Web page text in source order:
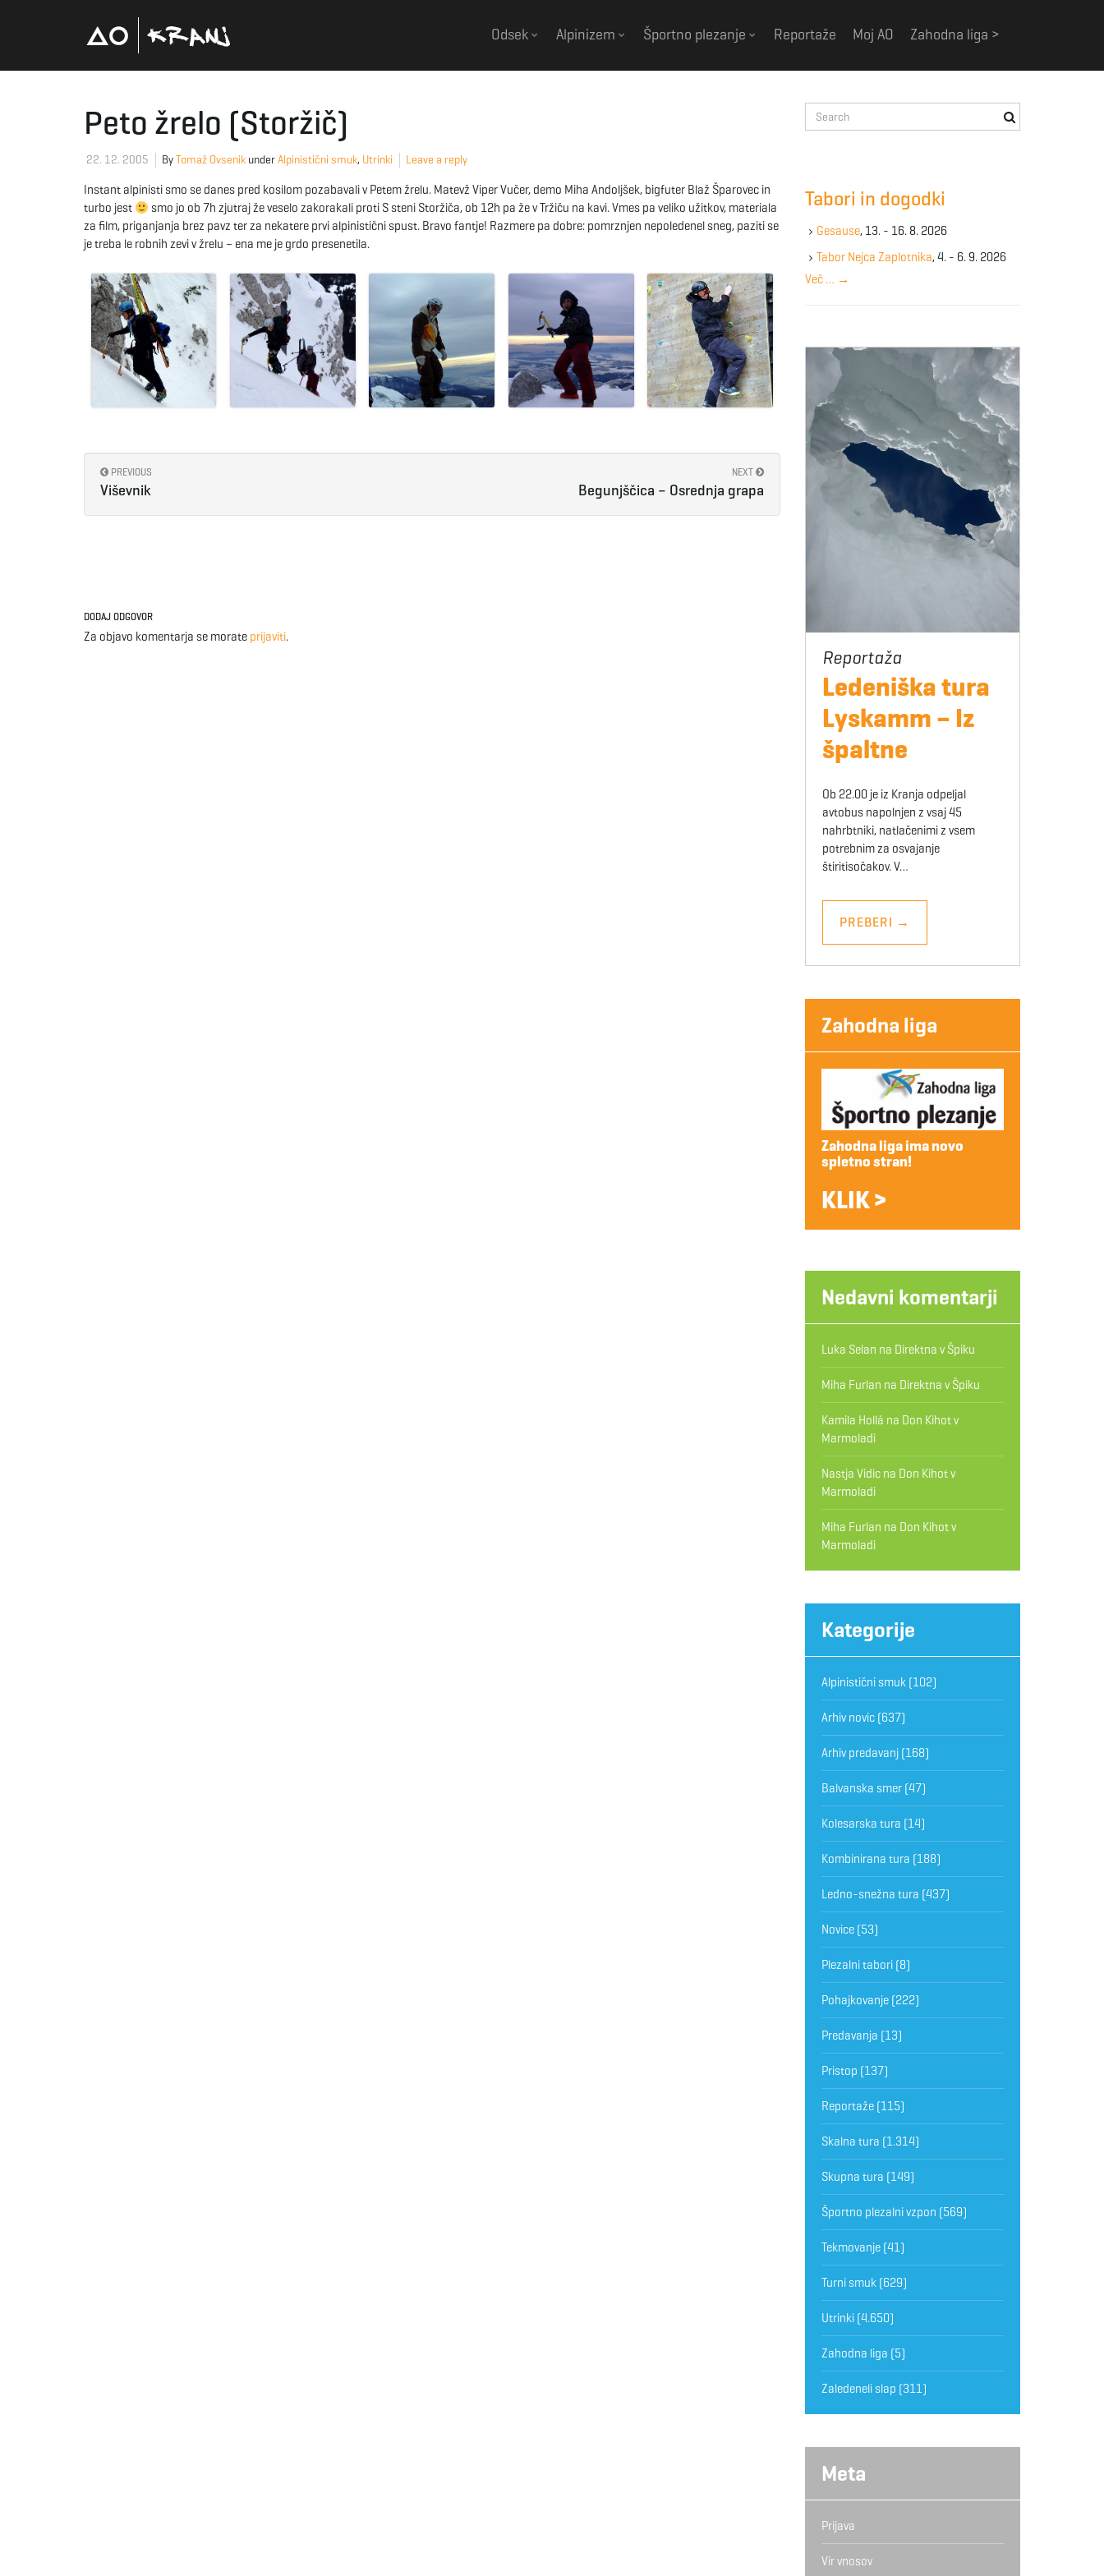
Odsek Alpinizem Športno plezanje Reportaže Moj AO Zahodna liga >
Peto žrelo (Storžič)
22. 12. 2005 ByTomaž Ovsenik underAlpinistični smuk, Utrinki Leave a reply
Instant alpinisti smo se danes pred kosilom pozabavali v Petem žrelu. Matevž Viper Vučer, demo Miha Andoljšek, bigfuter Blaž Šparovec in
turbo jest
smo jo ob 7h zjutraj že veselo zakorakali proti S steni Storžiča, ob 12h pa že v Tržiču na kavi. Vmes pa veliko užitkov, materiala
za film, priganjanja brez pavz ter za nekatere prvi alpinistični spust. Bravo fantje! Razmere pa dobre: pomrznjen nepoledenel sneg, paziti se
je treba le robnih zevi v žrelu – ena me je grdo presenetila.
PREVIOUS
Viševnik
NEXT
Begunjščica – Osrednja grapa
DODAJ ODGOVOR
Za objavo komentarja se morate prijaviti.
e
e
y
w
r
Tabori in dogodki
Gesause, 13. - 16. 8. 2026
Tabor Nejca Zaplotnika, 4. - 6. 9. 2026
Več … →
Ledeniška tura
Lyskamm – Iz
špaltne
Ob 22.00 je iz Kranja odpeljal
avtobus napolnjen z vsaj 45
nahrbtniki, natlačenimi z vsem
potrebnim za osvajanje
štiritisočakov. V…
PREBERI →
Zahodna liga
Zahodna liga ima novo
spletno stran!
KLIK >
Nedavni komentarji
Luka Selan na Direktna v Špiku
Miha Furlan na Direktna v Špiku
Kamila Hollá na Don Kihot v
Marmoladi
Nastja Vidicna Don Kihot v
Marmoladi
Miha Furlan na Don Kihot v
Marmoladi
Kategorije
Alpinistični smuk(102)
Arhiv novic(637)
Arhiv predavanj(168)
Balvanska smer(47)
Kolesarska tura (14)
Kombinirana tura (188)
Ledno-snežna tura (437)
Novice(53)
Plezalni tabori(8)
Pohajkovanje(222)
Predavanja (13)
Pristop (137)
Reportaže(115)
Skalna tura (1.314)
Skupna tura (149)
Športno plezalni vzpon (569)
Tekmovanje(41)
Turni smuk(629)
Utrinki(4.650)
Zahodna liga (5)
Zaledeneli slap (311)
Meta
Prijava
Vir vnosov